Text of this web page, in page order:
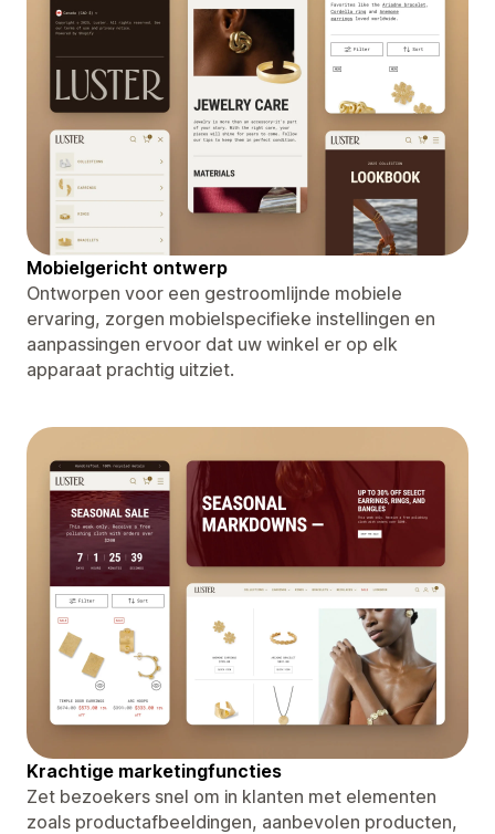
Mobielgericht ontwerp
Ontworpen voor een gestroomlijnde mobiele
ervaring, zorgen mobielspecifieke instellingen en
aanpassingen ervoor dat uw winkel er op elk
apparaat prachtig uitziet.
Krachtige marketingfuncties
Zet bezoekers snel om in klanten met elementen
zoals productafbeeldingen, aanbevolen producten,